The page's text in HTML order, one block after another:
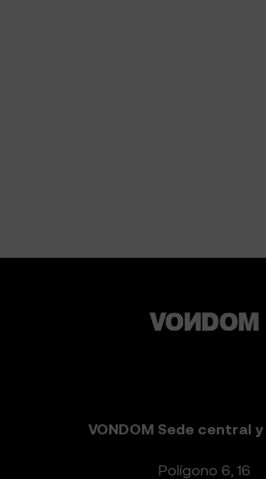
VONDOM Sede central
Polígono 6, 16